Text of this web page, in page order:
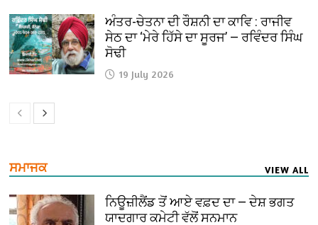
ਅੰਤਰ-ਚੇਤਨਾ ਦੀ ਰੌਸ਼ਨੀ ਦਾ ਕਾਵਿ : ਰਾਜੀਵ
ਸੇਠ ਦਾ ‘ਮੇਰੇ ਹਿੱਸੇ ਦਾ ਸੂਰਜ’ — ਰਵਿੰਦਰ ਸਿੰਘ
ਸੋਢੀ
19 July 2026
ਸਮਾਜਕ VIEW ALL
ਨਿਊਜ਼ੀਲੈਂਡ ਤੋਂ ਆਏ ਵਫ਼ਦ ਦਾ — ਦੇਸ਼ ਭਗਤ
ਯਾਦਗਾਰ ਕਮੇਟੀ ਵੱਲੋਂ ਸਨਮਾਨ